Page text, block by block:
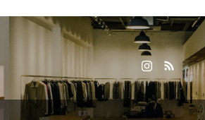
ー#waterjug#
郷祭#夏フェ
江カフェ #島
島根旅行#松江